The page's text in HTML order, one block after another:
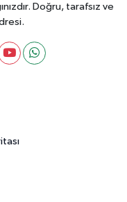
Doğru, tarafsız ve